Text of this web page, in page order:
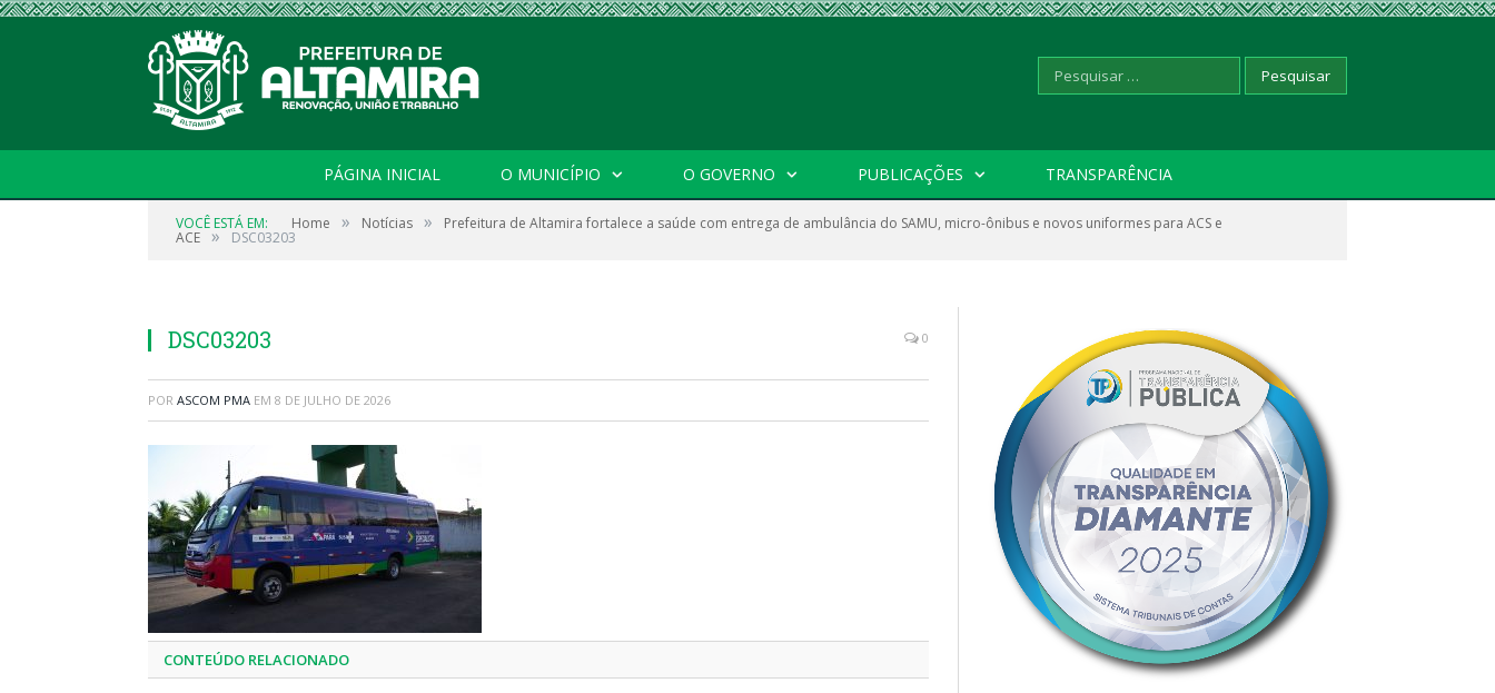
Pesquisar
por:
PÁGINA INICIAL O MUNICÍPIO O GOVERNO PUBLICAÇÕES TRANSPARÊNCIA
VOCÊ ESTÁ EM: Home » Notícias » Prefeitura de Altamira fortalece a saúde com entrega de ambulância do SAMU, micro-ônibus e novos uniformes para ACS e
ACE » DSC03203
DSC03203 0
POR ASCOM PMA EM 8 DE JULHO DE 2026
CONTEÚDO RELACIONADO